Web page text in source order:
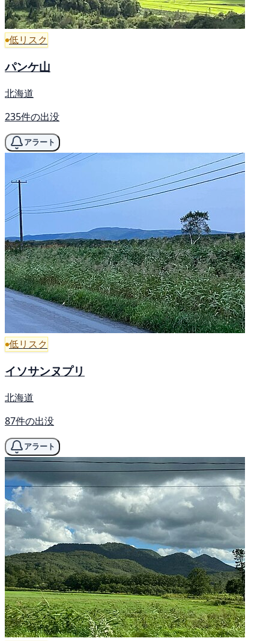
低リスク
パンケ山
北海道
235件の出没
アラート
低リスク
イソサンヌプリ
北海道
87件の出没
アラート